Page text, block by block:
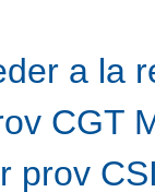
a la
CGT
prov